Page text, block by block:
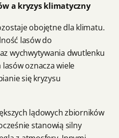
a kryzys klimatyczny
obojętne dla klimatu.
lasów do
wychwytywania dwutlenku
oznacza wiele
się kryzysu
lądowych zbiorników
stanowią silny